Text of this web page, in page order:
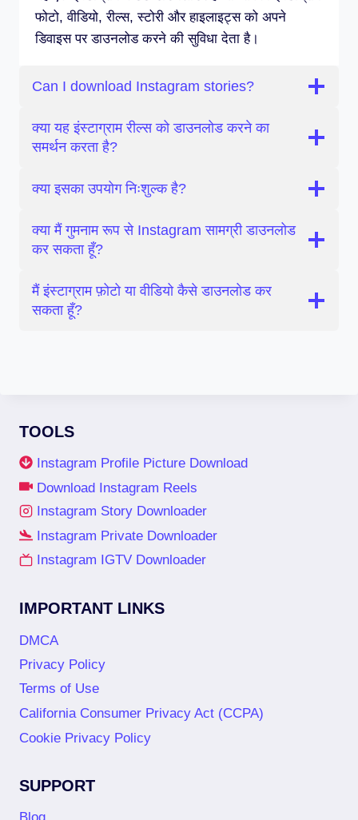
फोटो, वीडियो, रील्स, स्टोरी और हाइलाइट्स को अपने
डिवाइस पर डाउनलोड करने की सुविधा देता है।
Can I download Instagram stories?
क्या यह इंस्टाग्राम रील्स को डाउनलोड करने का
समर्थन करता है?
क्या इसका उपयोग निःशुल्क है?
क्या मैं गुमनाम रूप से Instagram सामग्री डाउनलोड
कर सकता हूँ?
मैं इंस्टाग्राम फ़ोटो या वीडियो कैसे डाउनलोड कर
सकता हूँ?
TOOLS
Instagram Profile Picture Download
Download Instagram Reels
Instagram Story Downloader
Instagram Private Downloader
Instagram IGTV Downloader
IMPORTANT LINKS
DMCA
Privacy Policy
Terms of Use
California Consumer Privacy Act (CCPA)
Cookie Privacy Policy
SUPPORT